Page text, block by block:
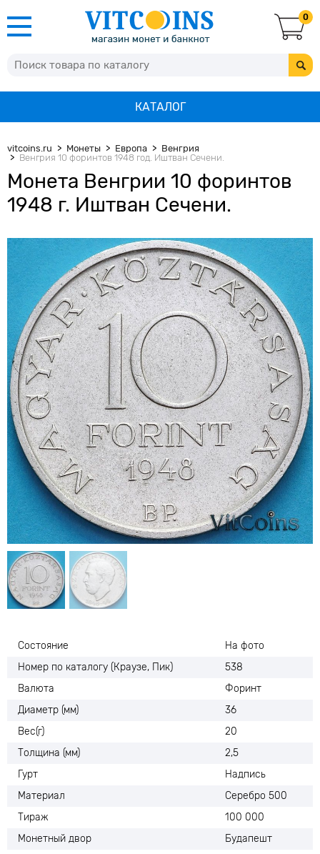
0
КАТАЛОГ
vitcoins.ru Монеты Европа
Венгрия
Венгрия 10 форинтов 1948 год. Иштван Сечени.
Монета Венгрии 10 форинтов
1948 г. Иштван Сечени.
Состояние
На фото
Номер по каталогу (Краузе, Пик)
538
Валюта
Форинт
Диаметр (мм)
36
Вес(г)
20
Толщина (мм)
2,5
Гурт
Надпись
Материал
Серебро 500
Тираж
100 000
Монетный двор
Будапешт